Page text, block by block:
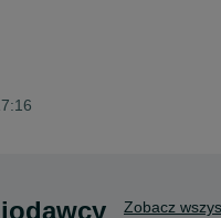
Zobacz